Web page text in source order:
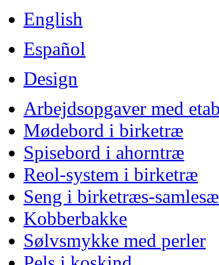
English
Español
Design
Arbejdsopgaver med
Mødebord i birketræ
Spisebord i ahorntræ
Reol-system i birketræ
Seng i birketræs-
Kobberbakke
Sølvsmykke med perler